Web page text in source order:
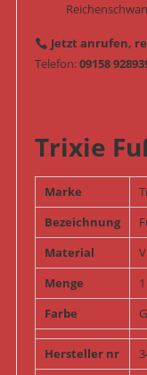
Jetzt anrufen,
Telefon:09158
Trixie
Marke
Bezeichnung
Material
Menge
1
Farbe
Hersteller nr